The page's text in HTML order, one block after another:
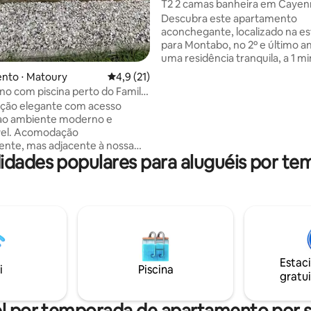
⋅ Matoury 4,9 de uma avaliação média de 5, 21
4,9 (21)
com piscina perto do Family
elegante com acesso
ambiente moderno e
Acomodação
mas adjacente à nossa
capacidade de
sua tranquilidade.
a restaurantes, cafés, lojas
minutos do Family Plaza.
fácil, bairro tranquilo,
estadias longas, relaxe ++!
T2 2 camas banheira em
da praia
Descubra este apartamento
aconchegante, localizado na
para Montabo, no 2º e último
uma residência tranquila, a 1
praias, você pode desfrutar
e proximidade de lojas e
populares para aluguéis por
Piscina